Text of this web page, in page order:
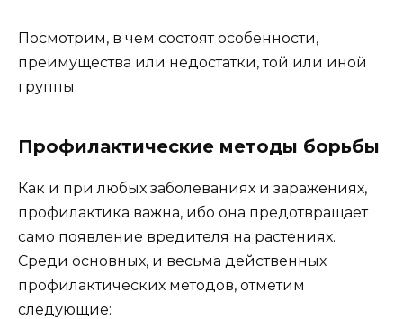
Посмотрим, в чем состоят особенности,
преимущества или недостатки, той или иной
группы.
Профилактические методы борьбы
Как и при любых заболеваниях и заражениях,
профилактика важна, ибо она предотвращает
само появление вредителя на растениях.
Среди основных, и весьма действенных
профилактических методов, отметим
следующие: